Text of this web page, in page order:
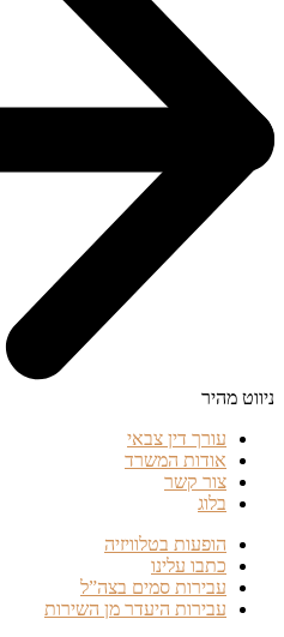
ניווט מהיר
עורך דין צבאי
אודות המשרד
צור קשר
בלוג
הופעות בטלוויזיה
כתבו עלינו
עבירות סמים בצה”ל
עבירות היעדר מן השירות